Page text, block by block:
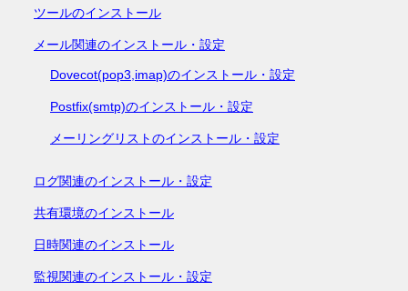
ツールのインストール
メール関連のインストール・設定
Dovecot(pop3,imap)のインストール・設定
Postfix(smtp)のインストール・設定
メーリングリストのインストール・設定
ログ関連のインストール・設定
共有環境のインストール
日時関連のインストール
監視関連のインストール・設定